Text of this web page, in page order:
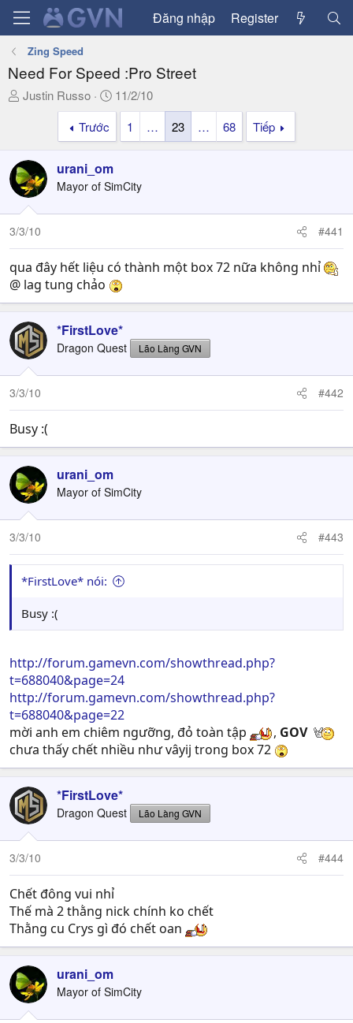
Đăng nhập Register
Zing Speed
Need For Speed :Pro Street
T
a
d
s
t
a
e
r
Justin Russo
N
g
y
i
11/2/10
Trước
1 … 23 … 68 Tiếp
urani_om
Mayor of SimCity
3/3/10 #441
qua đây hết liệu có thành một box 72 nữa không nhỉ
@ lag tung chảo
*FirstLove*
Dragon Quest Lão Làng GVN
3/3/10 #442
Busy :(
urani_om
Mayor of SimCity
3/3/10 #443
*FirstLove* nói:
Busy :(
http://forum.gamevn.com/showthread.php?
t=688040&page=24
http://forum.gamevn.com/showthread.php?
t=688040&page=22
mời anh em chiêm ngưỡng, đỏ toàn tập
, GOV
chưa thấy chết nhiều như vâyij trong box 72
*FirstLove*
Dragon Quest Lão Làng GVN
3/3/10 #444
Chết đông vui nhỉ
Thế mà 2 thằng nick chính ko chết
Thằng cu Crys gì đó chết oan
urani_om
Mayor of SimCity